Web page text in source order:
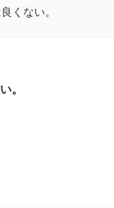
くない。
。